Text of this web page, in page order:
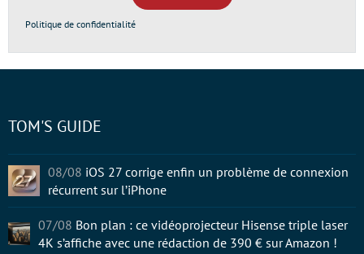
Politique de confidentialité
TOM'S GUIDE
08/08 iOS 27 corrige enfin un problème de connexion
récurrent sur l’iPhone
07/08 Bon plan : ce vidéoprojecteur Hisense triple laser
4K s’affiche avec une rédaction de 390 € sur Amazon !